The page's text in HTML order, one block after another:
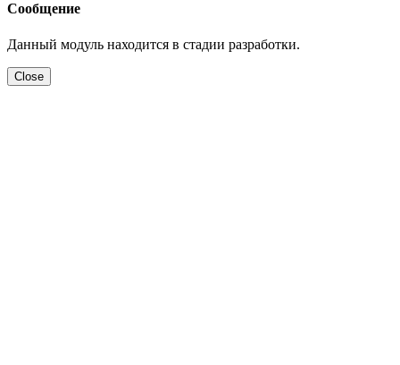
Сообщение
Данный модуль находится в стадии разработки.
Close